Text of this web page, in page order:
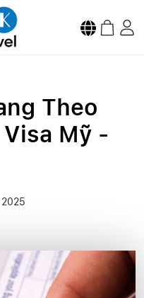
Theo
Mỹ -